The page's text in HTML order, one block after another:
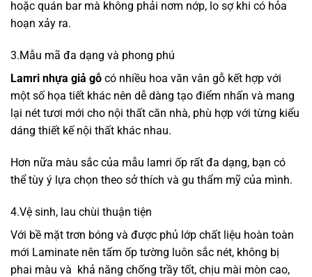
hoặc quán bar mà không phải nơm nớp, lo sợ khi có hỏa
hoạn xảy ra.
3.Mẫu mã đa dạng và phong phú
Lamri nhựa giả gỗ có nhiều hoa văn vân gỗ kết hợp với
một số họa tiết khác nên dễ dàng tạo điểm nhấn và mang
lại nét tươi mới cho nội thất căn nhà, phù hợp với từng kiểu
dáng thiết kế nội thất khác nhau.
Hơn nữa màu sắc của mẫu lamri ốp rất đa dạng, bạn có
thể tùy ý lựa chọn theo sở thích và gu thẩm mỹ của mình.
4.Vệ sinh, lau chùi thuận tiện
Với bề mặt trơn bóng và được phủ lớp chất liệu hoàn toàn
mới Laminate nên tấm ốp tường luôn sắc nét, không bị
phai màu và khả năng chống trầy tốt, chịu mài mòn cao,